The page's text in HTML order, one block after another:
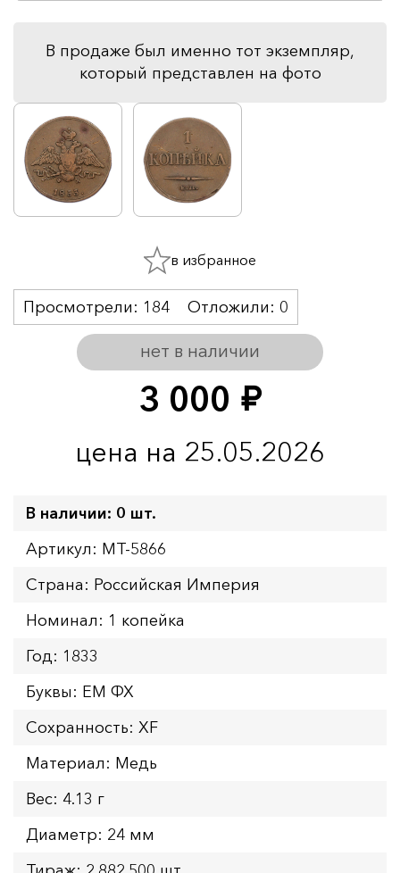
В продаже был именно тот экземпляр,
который представлен на фото
3 000 руб.
цена на 25.05.2026
нет в наличии
Просмотрели: 184 Отложили: 0
в избранное
В наличии: 0 шт.
Артикул: MT-5866
Страна: Российская Империя
Номинал: 1 копейка
Год: 1833
Буквы: ЕМ ФХ
Сохранность: XF
Материал: Медь
Вес: 4.13 г
Диаметр: 24 мм